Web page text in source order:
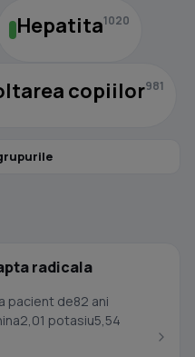
Hepatita1020
copiilor981
radicala
pacient de82 ani
potasiu5,54